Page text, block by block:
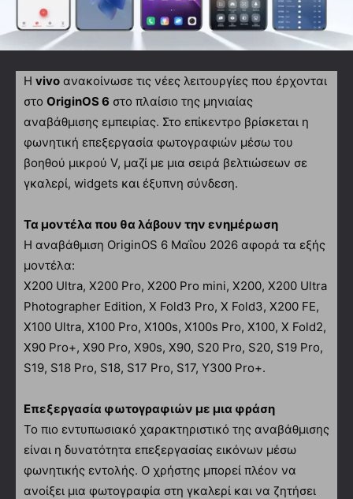
Η vivo ανακοίνωσε τις νέες λειτουργίες που έρχονται
στο OriginOS 6 στο πλαίσιο της μηνιαίας
αναβάθμισης εμπειρίας. Στο επίκεντρο βρίσκεται η
φωνητική επεξεργασία φωτογραφιών μέσω του
βοηθού μικρού V, μαζί με μια σειρά βελτιώσεων σε
γκαλερί, widgets και έξυπνη σύνδεση.
Τα μοντέλα που θα λάβουν την ενημέρωση
Η αναβάθμιση OriginOS 6 Μαΐου 2026 αφορά τα εξής
μοντέλα:
X200 Ultra, X200 Pro, X200 Pro mini, X200, X200 Ultra
Photographer Edition, X Fold3 Pro, X Fold3, X200 FE,
X100 Ultra, X100 Pro, X100s, X100s Pro, X100, X Fold2,
X90 Pro+, X90 Pro, X90s, X90, S20 Pro, S20, S19 Pro,
S19, S18 Pro, S18, S17 Pro, S17, Y300 Pro+.
Επεξεργασία φωτογραφιών με μια φράση
Το πιο εντυπωσιακό χαρακτηριστικό της αναβάθμισης
είναι η δυνατότητα επεξεργασίας εικόνων μέσω
φωνητικής εντολής. Ο χρήστης μπορεί πλέον να
ανοίξει μια φωτογραφία στη γκαλερί και να ζητήσει